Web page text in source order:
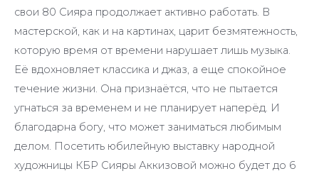
свои 80 Сияра продолжает активно работать. В
мастерской, как и на картинах, царит безмятежность,
которую время от времени нарушает лишь музыка.
Её вдохновляет классика и джаз, а еще спокойное
течение жизни. Она признаётся, что не пытается
угнаться за временем и не планирует наперёд. И
благодарна богу, что может заниматься любимым
делом. Посетить юбилейную выставку народной
художницы КБР Сияры Аккизовой можно будет до 6